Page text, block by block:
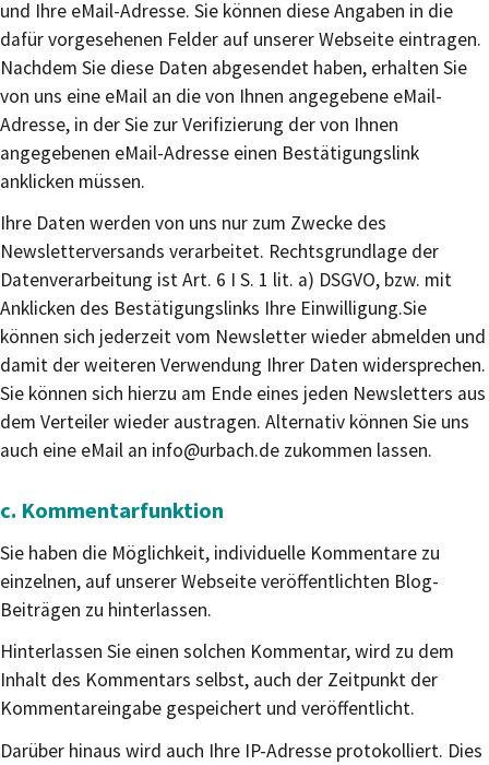
und Ihre eMail-Adresse. Sie können diese Angaben in die
dafür vorgesehenen Felder auf unserer Webseite eintragen.
Nachdem Sie diese Daten abgesendet haben, erhalten Sie
von uns eine eMail an die von Ihnen angegebene eMail-
Adresse, in der Sie zur Verifizierung der von Ihnen
angegebenen eMail-Adresse einen Bestätigungslink
anklicken müssen.
Ihre Daten werden von uns nur zum Zwecke des
Newsletterversands verarbeitet. Rechtsgrundlage der
Datenverarbeitung ist Art. 6 I S. 1 lit. a) DSGVO, bzw. mit
Anklicken des Bestätigungslinks Ihre Einwilligung.Sie
können sich jederzeit vom Newsletter wieder abmelden und
damit der weiteren Verwendung Ihrer Daten widersprechen.
Sie können sich hierzu am Ende eines jeden Newsletters aus
dem Verteiler wieder austragen. Alternativ können Sie uns
auch eine eMail an info@urbach.de zukommen lassen.
c. Kommentarfunktion
Sie haben die Möglichkeit, individuelle Kommentare zu
einzelnen, auf unserer Webseite veröffentlichten Blog-
Beiträgen zu hinterlassen.
Hinterlassen Sie einen solchen Kommentar, wird zu dem
Inhalt des Kommentars selbst, auch der Zeitpunkt der
Kommentareingabe gespeichert und veröffentlicht.
Darüber hinaus wird auch Ihre IP-Adresse protokolliert. Dies